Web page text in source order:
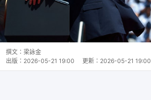
撰文： 梁詠金
出版： 2026-05-21 19:00 更新： 2026-05-21 19:00